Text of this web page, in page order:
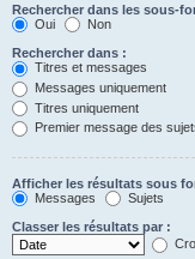
Rechercher dans les sous-
Oui
Non
Rechercher dans :
Titres et messages
Messages uniquement
Titres uniquement
Premier message des
Afficher les résultats sous
Messages
Sujets
Classer les résultats par :